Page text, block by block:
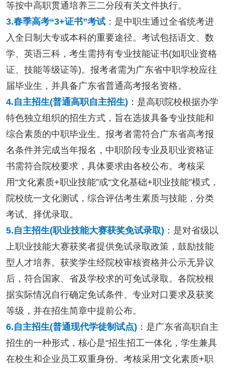
等按中高职贯通培养三二分段有关文件执行。
3.春季高考“3+证书”考试：是中职生通过全省统考进
入全日制大专或本科的重要途径。考试包括语文、数
学、英语三科，考生需持有专业技能证书(如职业资格
证、技能等级证等)。报考者需为广东省中职学校应往
届毕业生，并具备广东省普通高考报名资格。
4.自主招生(普通高职自主招生) ：是高职院校根据办学
特色独立组织的招生方式，旨在选拔具备专业技能和
综合素质的中职毕业生。报考者需符合广东省高考报
名条件并完成当年报名，中职阶段专业及职业资格证
书需符合院校要求，具体要求由各校公布。考核采
用“文化素质+职业技能”或“文化基础+职业技能”模式，
院校统一文化测试，综合评估考生素质与技能，分类
考试、择优录取。
5.自主招生(职业技能大赛获奖免试录取) ：是对省级以
上职业技能大赛获奖者提供免试录取政策，鼓励技能
型人才培养。获奖学生经院校审核资格并公示无异议
后，符合国家、省及学校求的可免试录取。各院校根
据实际情况自行确定免试条件、专业对口要求及获奖
等级，并在招生简章中提前公布。
6.自主招生(普通现代学徒制试点) ：是广东省高职自主
招生的一种形式，核心是“招生招工一体化，学生兼具
在校生和企业员工双重身份。考核采用“文化素质+职